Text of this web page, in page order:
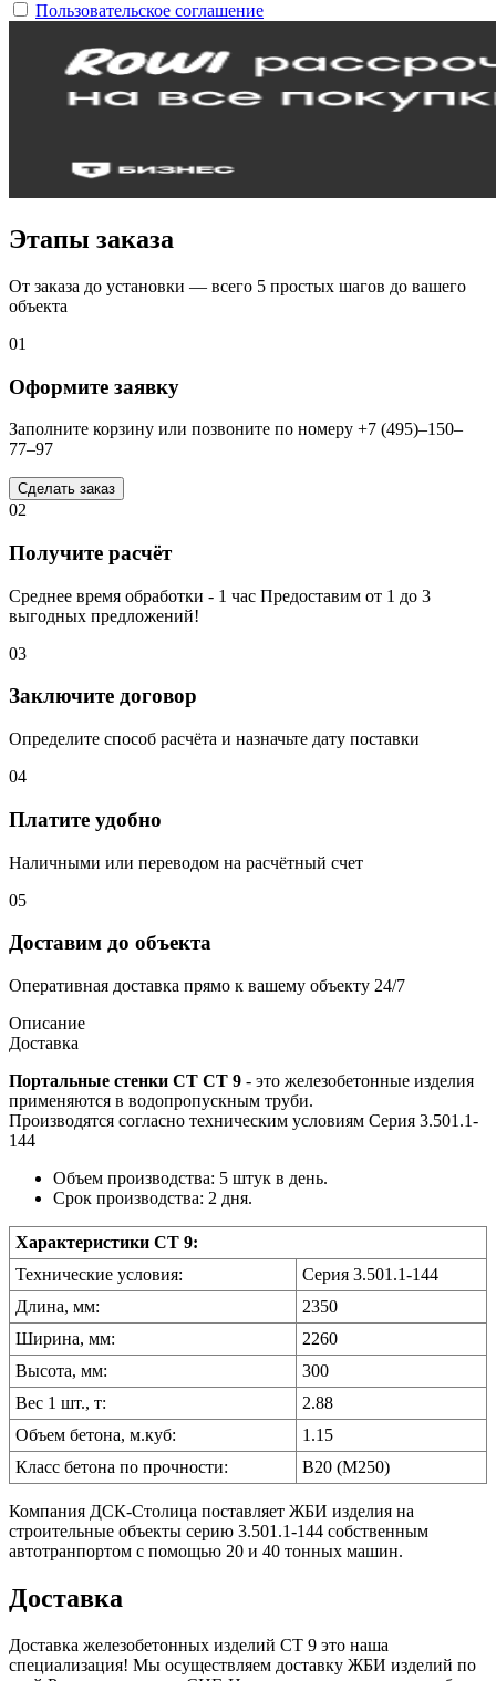
Пользовательское соглашение
Этапы заказа
От заказа до установки — всего 5 простых шагов до вашего
объекта
01
Оформите заявку
Заполните корзину или позвоните по номеру +7 (495)–150–
77–97
Сделать заказ
02
Получите расчёт
Среднее время обработки - 1 час Предоставим от 1 до 3
выгодных предложений!
03
Заключите договор
Определите способ расчёта и назначьте дату поставки
04
Платите удобно
Наличными или переводом на расчётный счет
05
Доставим до объекта
Оперативная доставка прямо к вашему объекту 24/7
Описание
Доставка
Портальные стенки СТ СТ 9 - это железобетонные изделия
применяются в водопропускным труби.
Производятся согласно техническим условиям Серия 3.501.1-
144
Объем производства: 5 штук в день.
Срок производства: 2 дня.
Характеристики СТ 9:
Технические условия:
Серия 3.501.1-144
Длина, мм:
2350
Ширина, мм:
2260
Высота, мм:
300
Вес 1 шт., т:
2.88
Объем бетона, м.куб:
1.15
Класс бетона по прочности:
B20 (M250)
Компания ДСК-Столица поставляет ЖБИ изделия на
строительные объекты серию 3.501.1-144 собственным
автотранпортом с помощью 20 и 40 тонных машин.
Доставка
Доставка железобетонных изделий СТ 9 это наша
специализация! Мы осуществляем доставку ЖБИ изделий по